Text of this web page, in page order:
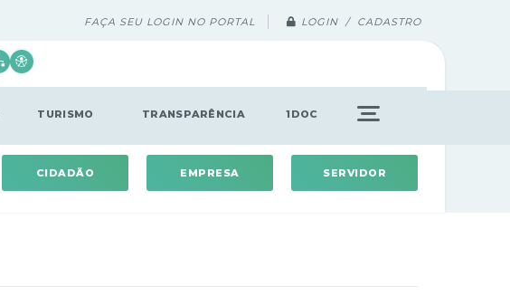
FAÇA SEU LOGIN NO PORTAL LOGIN / CADASTRO
TURISMO TRANSPARÊNCIA 1DOC
CIDADÃO EMPRESA SERVIDOR